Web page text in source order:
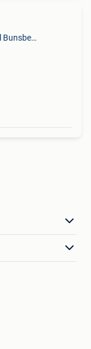
Hoeleden + Deel Bunsbeek & Sint-Magriete-Houtem